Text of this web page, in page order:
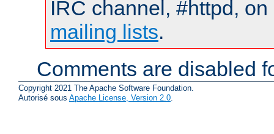
IRC channel, #httpd,
mailing lists.
Comments are disabled
Copyright 2021 The Apache Software Foundation.
Autorisé sous Apache License, Version 2.0